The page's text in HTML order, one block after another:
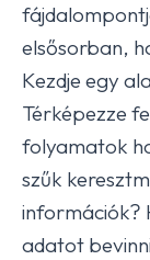
elsősorban,
Kezdje egy
Térképezze
folyamatok
szűk
információk?
adatot